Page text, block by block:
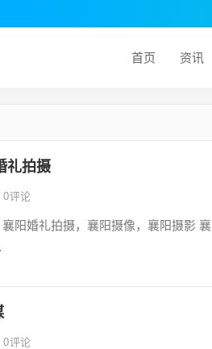
首页 资讯
礼拍摄
0评论
阳婚礼拍摄，襄阳摄像，襄阳摄影 襄
0评论